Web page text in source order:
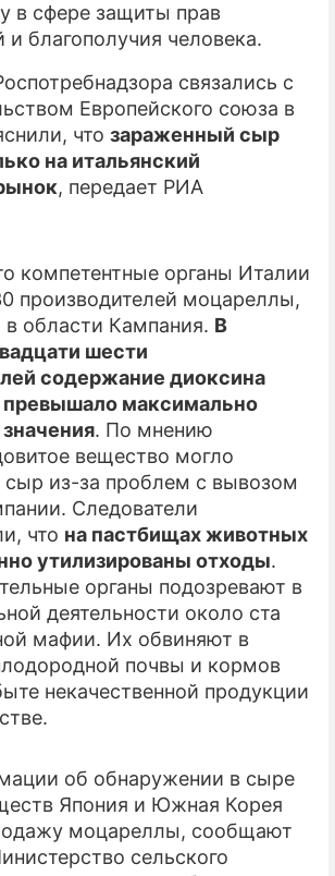
СТИЛЬ ЖИЗНИ
ИГРЫ
ПРЕСС-РЕЛИЗЫ
О ПРОЕКТЕ
в сфере защиты прав
и благополучия человека.
связались с
Европейского союза в
что зараженный сыр
на итальянский
, передает РИА
компетентные органы Италии
производителей моцареллы,
области Кампания. В
шести
содержание диоксина
превышало максимально
. По мнению
вещество могло
сыр из-за проблем с вывозом
Следователи
что на пастбищах животных
утилизированы отходы.
органы подозревают в
деятельности около ста
мафии. Их обвиняют в
почвы и кормов
некачественной продукции
об обнаружении в сыре
Япония и Южная Корея
моцареллы, сообщают
сельского